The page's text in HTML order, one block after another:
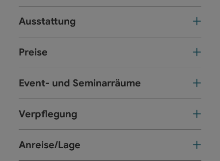
Ausstattung
Preise
Event- und Seminarräume
Verpflegung
Anreise/Lage